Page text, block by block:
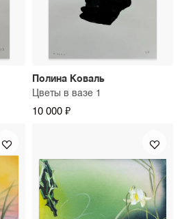
Полина Коваль
Цветы в вазе 1
10 000 ₽